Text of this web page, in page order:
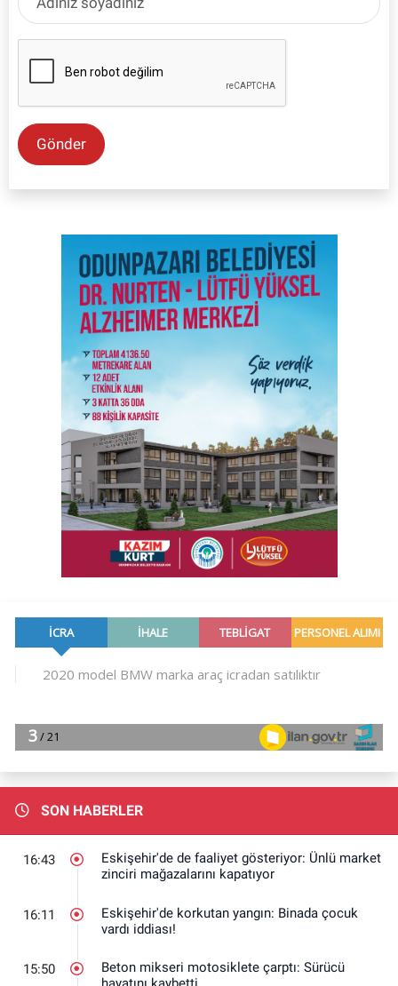
Gönder
SON HABERLER
16:43
Eskişehir'de de faaliyet gösteriyor: Ünlü market
zinciri mağazalarını kapatıyor
16:11
Eskişehir'de korkutan yangın: Binada çocuk
vardı iddiası!
15:50
Beton mikseri motosiklete çarptı: Sürücü